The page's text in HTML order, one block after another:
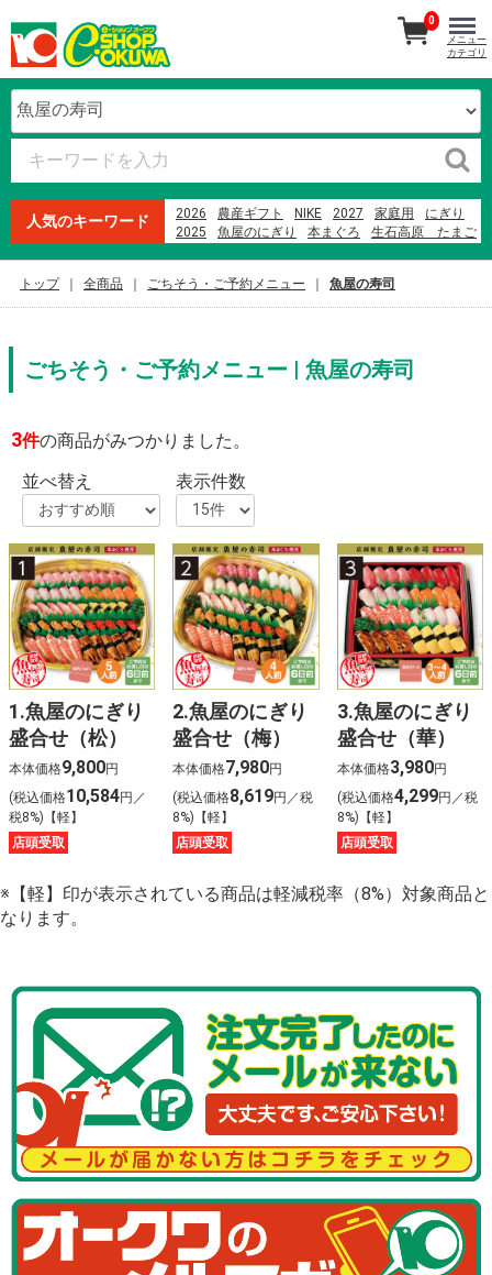
人気のキーワード 2026 農産ギフト NIKE 2027 家庭用
にぎり
2025
魚屋のにぎり 本まぐろ
生石高原 たまご
オークワプレミアム
2023
0
メニュー
カテゴリ
トップ 全商品 ごちそう・ご予約メニュー 魚屋の寿司
ごちそう・ご予約メニュー | 魚屋の寿司
3件の商品がみつかりました。
並べ替え
表示件数
1.魚屋のにぎり
盛合せ（松）
本体価格9,800円
(税込価格10,584円／
税8%)【軽】
店頭受取
2.魚屋のにぎり
盛合せ（梅）
本体価格7,980円
(税込価格8,619円／税
8%)【軽】
店頭受取
3.魚屋のにぎり
盛合せ（華）
本体価格3,980円
(税込価格4,299円／税
8%)【軽】
店頭受取
※【軽】印が表示されている商品は軽減税率（8%）対象商品と
なります。